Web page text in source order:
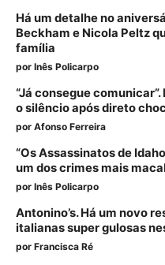
Há um detalhe no
Beckham e Nicola Peltz
família
por Inês Policarpo
“Já consegue
o silêncio após direto
por Afonso Ferreira
“Os Assassinatos de
um dos crimes mais
por Inês Policarpo
Antonino’s. Há um novo
italianas super gulosas
por Francisca Ré